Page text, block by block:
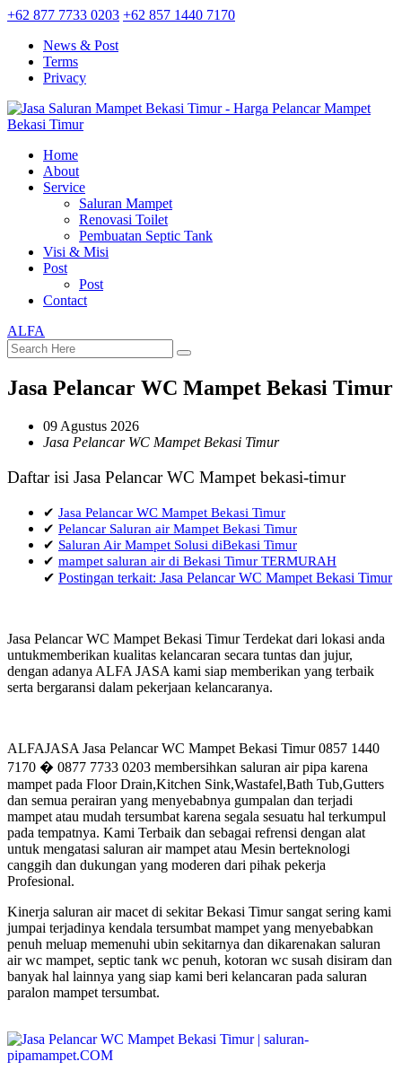
+62 877 7733 0203 +62 857 1440 7170
News & Post
Terms
Privacy
Home
About
Service
Saluran Mampet
Renovasi Toilet
Pembuatan Septic Tank
Visi & Misi
Post
Post
Contact
ALFA
Jasa Pelancar WC Mampet Bekasi Timur
09 Agustus 2026
Jasa Pelancar WC Mampet Bekasi Timur
Daftar isi Jasa Pelancar WC Mampet bekasi-timur
✔ Jasa Pelancar WC Mampet Bekasi Timur
✔ Pelancar Saluran air Mampet Bekasi Timur
✔ Saluran Air Mampet Solusi diBekasi Timur
✔ mampet saluran air di Bekasi Timur TERMURAH
✔ Postingan terkait: Jasa Pelancar WC Mampet Bekasi Timur
Jasa Pelancar WC Mampet Bekasi Timur Terdekat dari lokasi anda
untukmemberikan kualitas kelancaran secara tuntas dan jujur,
dengan adanya ALFA JASA kami siap memberikan yang terbaik
serta bergaransi dalam pekerjaan kelancaranya.
ALFAJASA Jasa Pelancar WC Mampet Bekasi Timur 0857 1440
7170 � 0877 7733 0203 membersihkan saluran air pipa karena
mampet pada Floor Drain,Kitchen Sink,Wastafel,Bath Tub,Gutters
dan semua perairan yang menyebabnya gumpalan dan terjadi
mampet atau mudah tersumbat karena segala sesuatu hal terkumpul
pada tempatnya. Kami Terbaik dan sebagai refrensi dengan alat
untuk mengatasi saluran air mampet atau Mesin berteknologi
canggih dan dukungan yang moderen dari pihak pekerja
Profesional.
Kinerja saluran air macet di sekitar Bekasi Timur sangat sering kami
jumpai terjadinya kendala tersumbat mampet yang menyebabkan
penuh meluap memenuhi ubin sekitarnya dan dikarenakan saluran
air wc mampet, septic tank wc penuh, kotoran wc susah disiram dan
banyak hal lainnya yang siap kami beri kelancaran pada saluran
paralon mampet tersumbat.